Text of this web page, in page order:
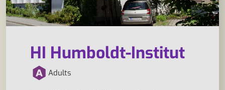
HI Humboldt-Institut
Adults